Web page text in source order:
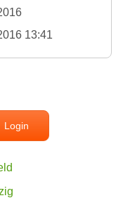
13:41
Login